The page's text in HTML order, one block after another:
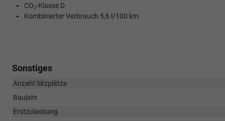
CO₂-Klasse D
Kombinierter Verbrauch 5,6 l/100 km
Sonstiges
Anzahl Sitzplätze
Baujahr
Erstzulassung